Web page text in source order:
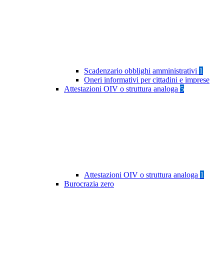
Scadenzario obblighi amministrativi 1
Oneri informativi per cittadini e imprese
Attestazioni OIV o struttura analoga 5
Attestazioni OIV o struttura analoga 1
Burocrazia zero